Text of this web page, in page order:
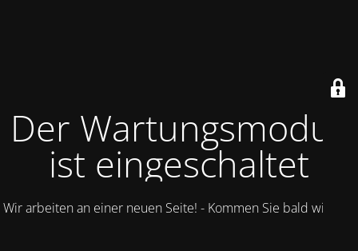
Der Wartungsmodus
ist eingeschaltet
Wir arbeiten an einer neuen Seite! - Kommen Sie bald wieder.